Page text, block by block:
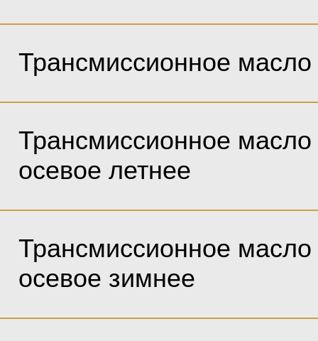
Трансмиссионное
Трансмиссионное масло
осевое летнее
Трансмиссионное масло
осевое зимнее